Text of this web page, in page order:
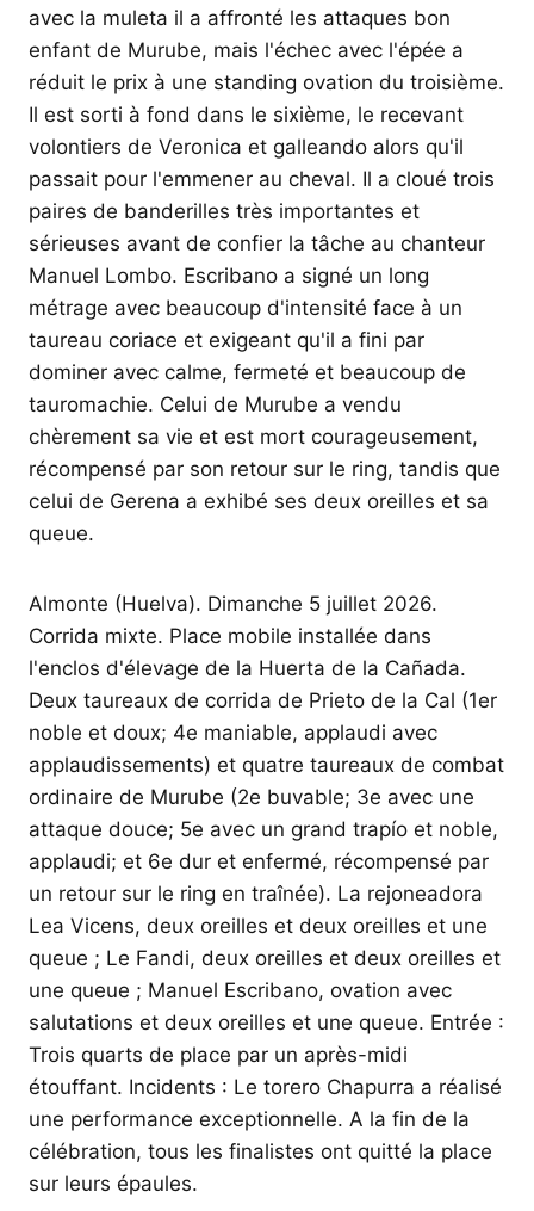
avec la muleta il a affronté les attaques bon
enfant de Murube, mais l'échec avec l'épée a
réduit le prix à une standing ovation du troisième.
Il est sorti à fond dans le sixième, le recevant
volontiers de Veronica et galleando alors qu'il
passait pour l'emmener au cheval. Il a cloué trois
paires de banderilles très importantes et
sérieuses avant de confier la tâche au chanteur
Manuel Lombo. Escribano a signé un long
métrage avec beaucoup d'intensité face à un
taureau coriace et exigeant qu'il a fini par
dominer avec calme, fermeté et beaucoup de
tauromachie. Celui de Murube a vendu
chèrement sa vie et est mort courageusement,
récompensé par son retour sur le ring, tandis que
celui de Gerena a exhibé ses deux oreilles et sa
queue.
Almonte (Huelva). Dimanche 5 juillet 2026.
Corrida mixte. Place mobile installée dans
l'enclos d'élevage de la Huerta de la Cañada.
Deux taureaux de corrida de Prieto de la Cal (1er
noble et doux; 4e maniable, applaudi avec
applaudissements) et quatre taureaux de combat
ordinaire de Murube (2e buvable; 3e avec une
attaque douce; 5e avec un grand trapío et noble,
applaudi; et 6e dur et enfermé, récompensé par
un retour sur le ring en traînée). La rejoneadora
Lea Vicens, deux oreilles et deux oreilles et une
queue ; Le Fandi, deux oreilles et deux oreilles et
une queue ; Manuel Escribano, ovation avec
salutations et deux oreilles et une queue. Entrée :
Trois quarts de place par un après-midi
étouffant. Incidents : Le torero Chapurra a réalisé
une performance exceptionnelle. A la fin de la
célébration, tous les finalistes ont quitté la place
sur leurs épaules.